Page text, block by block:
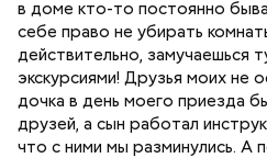
в доме кто-то постоянно
себе право не убирать
действительно, замучаешься
экскурсиями! Друзья моих не
дочка в день моего приезда
друзей, а сын работал
что с ними мы разминулись. А